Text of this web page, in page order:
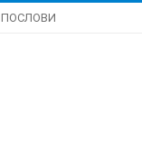
ПОСЛОВИ